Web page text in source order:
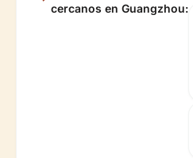
cercanos en Guangzhou: